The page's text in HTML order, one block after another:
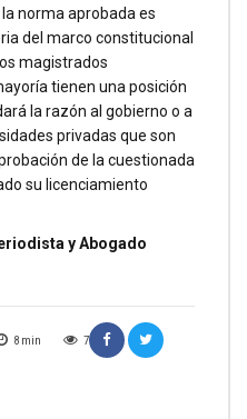
8 min 7
norma aprobada es
del marco constitucional
magistrados
tienen una posición
la razón al gobierno o a
privadas que son
de la cuestionada
su licenciamiento
y Abogado